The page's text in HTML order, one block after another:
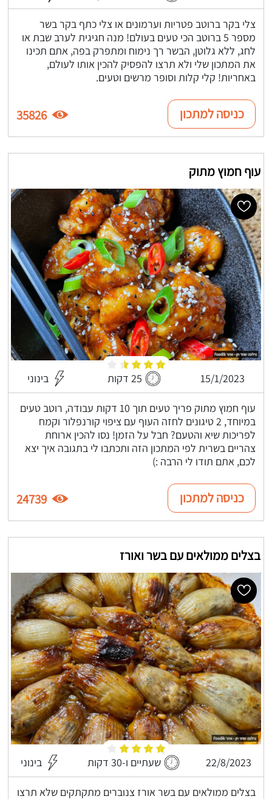
צלי בקר ברוטב פטריות וערמונים או צלי כתף בקר בשר
מספר 5 ברוטב הכי טעים בעולם! מנה חגיגית לערב שבת או
לחג, ללא גלוטן, הבשר רך נימוח ומתפרק בפה, אתם תכינו
את המתכון שלי ולא תרצו להפסיק להכין אותו לעולם,
באחריות! קלי קלות וסופר מרשים וטעים.
כניסה למתכון 35826
עוף חמוץ מתוק
15/1/2023 25 דקות בינוני
עוף חמוץ מתוק פריך טעים תוך 10 דקות עבודה, רוטב טעים
במיוחד, 2 טיגונים לחזה העוף עם ציפוי קורנפלור וקמח
לפריכות שיא והטעם? חבל על הזמן! נסו להכין ארוחת
צהריים בשרית לפי המתכון הזה ותכתבו לי בתגובה איך יצא
לכם, אתם תודו לי הרבה :)
כניסה למתכון 24739
בצלים ממולאים עם בשר ואורז
22/8/2023 שעתיים ו-30 דקות בינוני
בצלים ממולאים עם בשר אורז צנוברים מתקתקים שלא תרצו